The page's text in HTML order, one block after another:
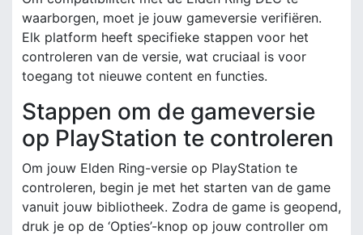
waarborgen, moet je jouw gameversie verifiëren.
Elk platform heeft specifieke stappen voor het
controleren van de versie, wat cruciaal is voor
toegang tot nieuwe content en functies.
Stappen om de gameversie
op PlayStation te controleren
Om jouw Elden Ring-versie op PlayStation te
controleren, begin je met het starten van de game
vanuit jouw bibliotheek. Zodra de game is geopend,
druk je op de ‘Opties’-knop op jouw controller om